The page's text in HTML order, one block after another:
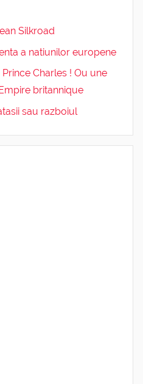
Silkroad
a natiunilor europene
Charles ! Ou une
britannique
sau razboiul